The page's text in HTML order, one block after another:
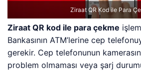
Ziraat QR Kod ile Para
Ziraat QR kod ile para çekme
Bankasının ATM’lerine cep
gerekir. Cep telefonunun
problem olmaması veya şarj